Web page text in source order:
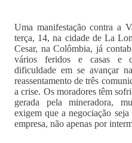
Uma manifestação contra a
terça, 14, na cidade de La
Cesar, na Colômbia, já
vários feridos e casas e
dificuldade em se avançar
reassentamento de três
a crise. Os moradores têm
gerada pela mineradora,
exigem que a negociação
empresa, não apenas por